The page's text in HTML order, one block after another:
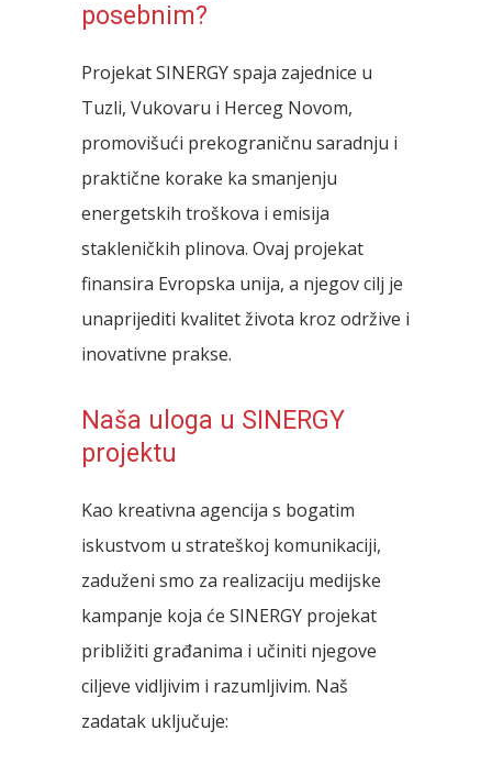
posebnim?
Projekat SINERGY spaja zajednice u
Tuzli, Vukovaru i Herceg Novom,
promovišući prekograničnu saradnju i
praktične korake ka smanjenju
energetskih troškova i emisija
stakleničkih plinova. Ovaj projekat
finansira Evropska unija, a njegov cilj je
unaprijediti kvalitet života kroz održive i
inovativne prakse.
Naša uloga u SINERGY
projektu
Kao kreativna agencija s bogatim
iskustvom u strateškoj komunikaciji,
zaduženi smo za realizaciju medijske
kampanje koja će SINERGY projekat
približiti građanima i učiniti njegove
ciljeve vidljivim i razumljivim. Naš
zadatak uključuje: